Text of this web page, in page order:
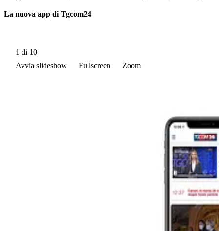
La nuova app di Tgcom24
1 di 10
Avvia slideshow
Fullscreen Zoom